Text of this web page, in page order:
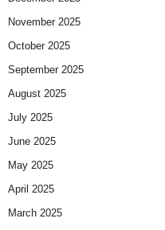
November 2025
October 2025
September 2025
August 2025
July 2025
June 2025
May 2025
April 2025
March 2025